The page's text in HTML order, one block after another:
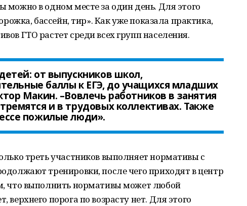
можно в одном месте за один день. Для этого
бассейн, тир». Как уже показала практика,
ГТО растет среди всех групп населения.
от выпускников школ,
баллы к ЕГЭ, до учащихся младших
Макин. –Вовлечь работников в занятия
и в трудовых коллективах. Также
пожилые люди».
треть участников выполняет нормативы с
тренировки, после чего приходят в центр
что выполнить нормативы может любой
порога по возрасту нет. Для этого